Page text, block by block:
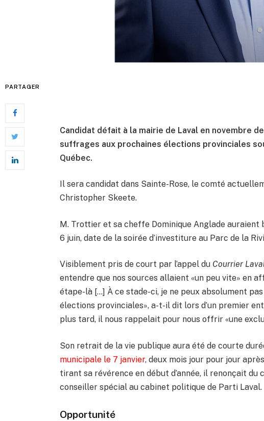
PARTAGER
Candidat défait à la mairie de Laval en novembre
suffrages aux prochaines élections provinciales
Québec.
Il sera candidat dans Sainte-Rose, le comté
Christopher Skeete.
M. Trottier et sa cheffe Dominique Anglade auraient
6 juin, date de la soirée d’investiture au Parc de la
Visiblement pris de court par l’appel du Courrier
entendre que nos sources allaient «un peu vite» en
étape-là […] À ce stade-ci, je ne peux absolument
élections provinciales», a-t-il dit lors d’un premier
plus tard, il nous rappelait pour nous offrir «une
Son retrait de la vie publique aura été de courte
municipale le 7 janvier, deux mois jour pour jour
tirant sa révérence en début d’année, il renonçait
conseiller spécial au cabinet politique de Parti Laval.
Opportunité